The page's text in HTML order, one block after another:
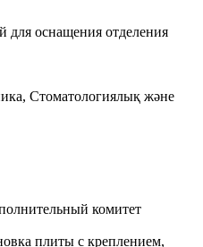
для оснащения отделения
Стоматологиялық және
комитет
плиты с креплением,